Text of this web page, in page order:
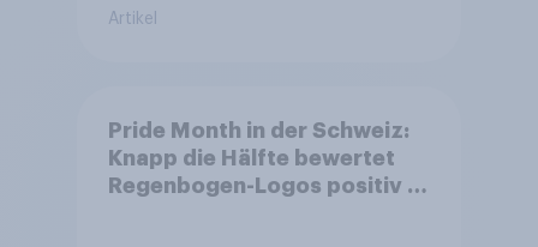
Artikel
Pride Month in der Schweiz:
Knapp die Hälfte bewertet
Regenbogen-Logos positiv –